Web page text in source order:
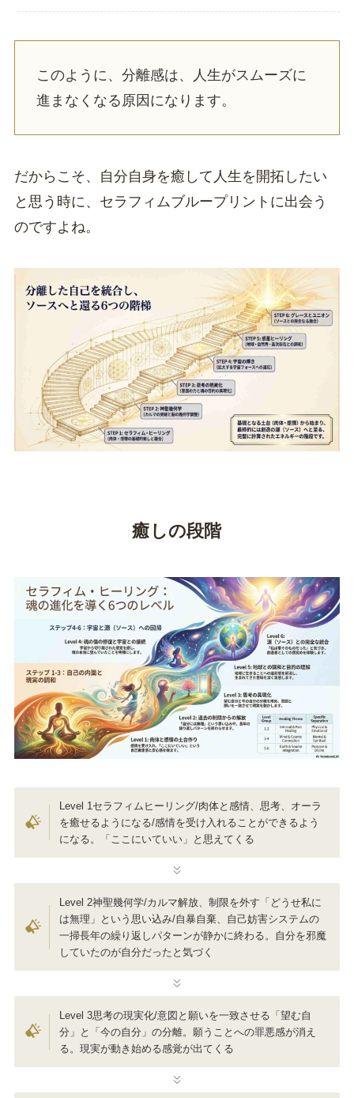
このように、分離感は、人生がスムーズに
進まなくなる原因になります。
だからこそ、自分自身を癒して人生を開拓したい
と思う時に、セラフィムブループリントに出会う
のですよね。
癒しの段階
Level 1セラフィムヒーリング/肉体と感情、思考、オーラ
を癒せるようになる/感情を受け入れることができるよう
になる。「ここにいていい」と思えてくる
Level 2神聖幾何学/カルマ解放、制限を外す「どうせ私に
は無理」という思い込み/自暴自棄、自己妨害システムの
一掃長年の繰り返しパターンが静かに終わる。自分を邪魔
していたのが自分だったと気づく
Level 3思考の現実化/意図と願いを一致させる「望む自
分」と「今の自分」の分離。願うことへの罪悪感が消え
る。現実が動き始める感覚が出てくる